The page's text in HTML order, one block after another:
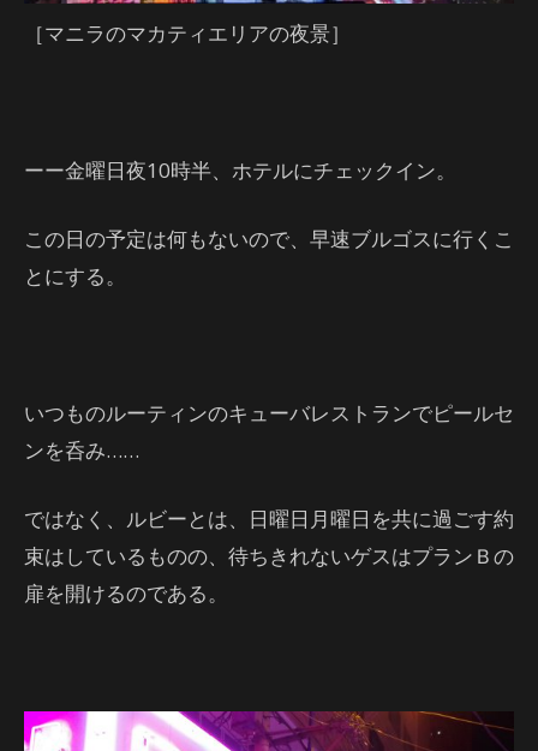
［マニラのマカティエリアの夜景］
ーー金曜日夜10時半、ホテルにチェックイン。
この日の予定は何もないので、早速ブルゴスに行くこ
とにする。
いつものルーティンのキューバレストランでピールセ
ンを呑み……
ではなく、ルビーとは、日曜日月曜日を共に過ごす約
束はしているものの、待ちきれないゲスはプランＢの
扉を開けるのである。